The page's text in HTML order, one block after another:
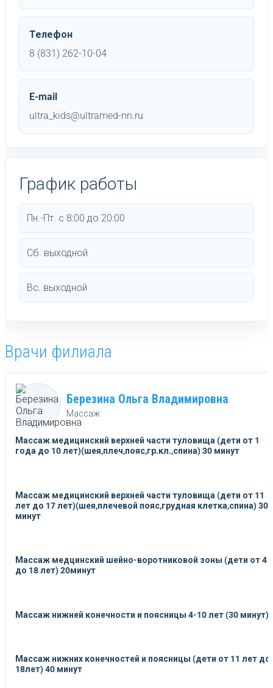
Телефон
8 (831) 262-10-04
E-mail
ultra_kids@ultramed-nn.ru
График работы
Пн.-Пт. с 8:00 до 20:00
Сб. выходной
Вс. выходной
Врачи филиала
Березина Ольга Владимировна
Массаж
Массаж медицинский верхней части туловища (дети от 1
года до 10 лет)(шея,плеч,пояс,гр.кл.,спина) 30 минут
Массаж медицинский верхней части туловища (дети от 11
лет до 17 лет)(шея,плечевой пояс,грудная клетка,спина) 30
минут
Массаж медцинский шейно-воротниковой зоны (дети от 4
до 18 лет) 20минут
Массаж нижней конечности и поясницы 4-10 лет (30 минут)
Массаж нижних конечностей и поясницы (дети от 11 лет до
18лет) 40 минут